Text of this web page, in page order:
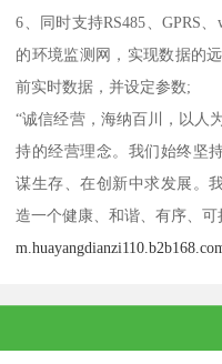
6、同时支持RS485、GPRS
的环境监测网，实现数据的
前实时数据，并设定参数;
“诚信经营，海纳百川，以人
持的经营理念。我们始终坚
谋生存、在创新中求发展。
造一个健康、和谐、有序、可